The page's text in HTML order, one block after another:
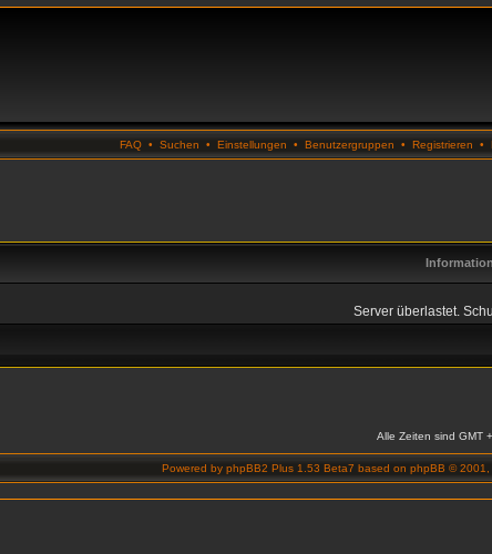
FAQ • Suchen • Einstellungen • Benutzergruppen • Registrieren •
Information
Server überlastet.
Alle Zeiten sind GMT
Powered by phpBB2 Plus 1.53 Beta7 based on phpBB © 2001,